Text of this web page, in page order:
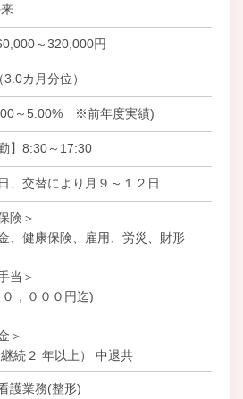
～320,000円
カ月分位）
～5.00% ※前年度実績)
】8:30～17:30
、交替により月９～１２日
険＞
、健康保険、雇用、労災、財形
当＞
，０００円迄)
＞
続２ 年以上） 中退共
護業務(整形)